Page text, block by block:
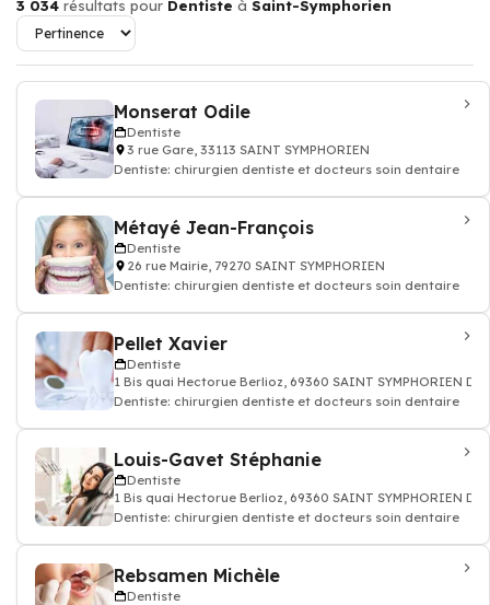
3 034 résultats pour Dentiste à Saint-Symphorien
Monserat Odile
Dentiste
3 rue Gare, 33113 SAINT SYMPHORIEN
Dentiste: chirurgien dentiste et docteurs soin dentaire
Métayé Jean-François
Dentiste
26 rue Mairie, 79270 SAINT SYMPHORIEN
Dentiste: chirurgien dentiste et docteurs soin dentaire
Pellet Xavier
Dentiste
1 Bis quai Hectorue Berlioz, 69360 SAINT SYMPHORIEN
Dentiste: chirurgien dentiste et docteurs soin dentaire
Louis-Gavet Stéphanie
Dentiste
1 Bis quai Hectorue Berlioz, 69360 SAINT SYMPHORIEN
Dentiste: chirurgien dentiste et docteurs soin dentaire
Rebsamen Michèle
Dentiste